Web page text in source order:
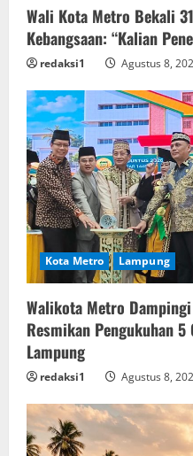
Wali Kota Metro Bekali
Kebangsaan: “Kalian
redaksi1 Agustus 8,
Kota Metro Lampung
Walikota Metro
Resmikan Pengukuhan
Lampung
redaksi1 Agustus 8,